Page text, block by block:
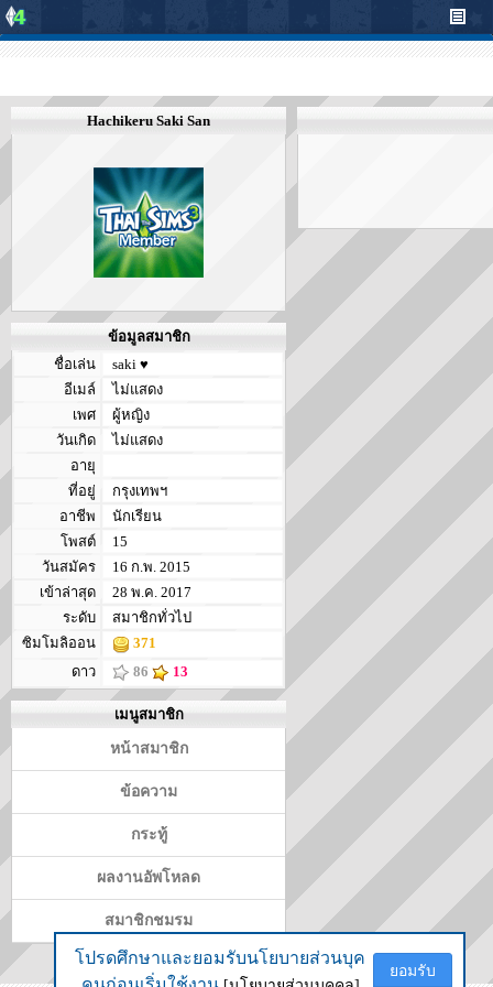
โปรดศึกษาและยอมรับนโยบายส่วนบุค
ยอมรับ
Hachikeru Saki San
ข้อมูลสมาชิก
ชื่อเล่น
saki ♥
อีเมล์
ไม่แสดง
เพศ
ผู้หญิง
วันเกิด
ไม่แสดง
อายุ
ที่อยู่
กรุงเทพฯ
อาชีพ
นักเรียน
โพสต์
15
วันสมัคร
16 ก.พ. 2015
เข้าล่าสุด
28 พ.ค. 2017
ระดับ
สมาชิกทั่วไป
ซิมโมลิออน
371
ดาว
86 13
เมนูสมาชิก
หน้าสมาชิก
ข้อความ
กระทู้
ผลงานอัพโหลด
สมาชิกชมรม
โปรดศึกษาและยอมรับนโยบายส่วนบุค
ยอมรับ